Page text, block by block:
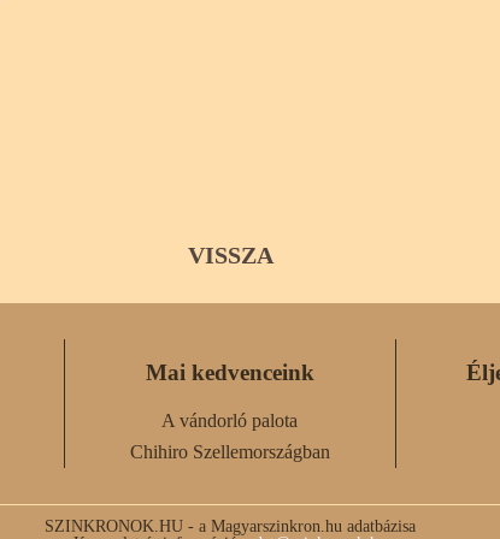
VISSZA
Mai kedvenceink
A vándorló palota
Chihiro Szellemországban
SZINKRONOK.HU - a Magyarszinkron.hu adatbázisa